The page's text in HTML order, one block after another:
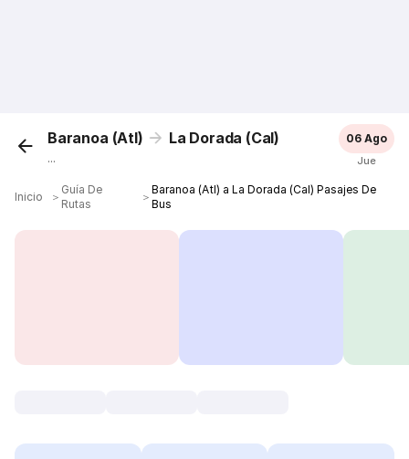
Baranoa (Atl) La Dorada (Cal)
...
06 Ago
Jue
Inicio ＞
Guía De
Rutas
＞
Baranoa (Atl) a La Dorada (Cal) Pasajes De
Bus